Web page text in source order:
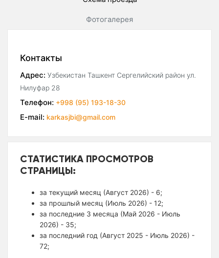
Фотогалерея
Контакты
Адрес: Узбекистан Ташкент Сергелийский район ул.
Нилуфар 28
Телефон: +998 (95) 193-18-30
E-mail: karkasjbi@gmail.com
СТАТИСТИКА ПРОСМОТРОВ
СТРАНИЦЫ:
за текущий месяц (Август 2026) - 6;
за прошлый месяц (Июль 2026) - 12;
за последние 3 месяца (Май 2026 - Июль
2026) - 35;
за последний год (Август 2025 - Июль 2026) -
72;